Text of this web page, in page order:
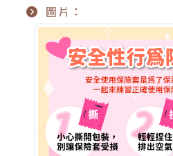
圖片：